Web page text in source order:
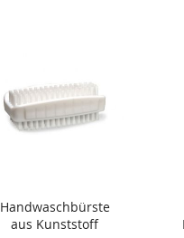
Handwaschbürste
aus Kunststoff